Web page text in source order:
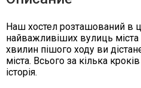
Наш хостел розташований в
найважливіших вулиць
хвилин пішого ходу ви
міста. Всього за кілька
історія.